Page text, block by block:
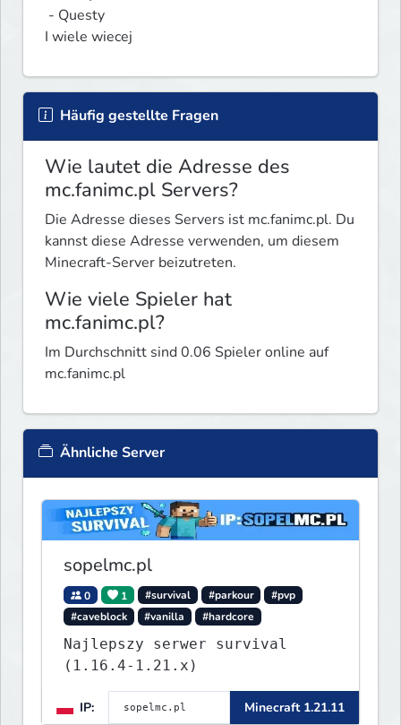
I wiele wiecej
Häufig gestellte Fragen
Wie lautet die Adresse des
mc.fanimc.pl Servers?
Die Adresse dieses Servers ist mc.fanimc.pl. Du
kannst diese Adresse verwenden, um diesem
Minecraft-Server beizutreten.
Wie viele Spieler hat
mc.fanimc.pl?
Im Durchschnitt sind 0.06 Spieler online auf
mc.fanimc.pl
Ähnliche Server
sopelmc.pl
0 1 #survival #parkour
#pvp
#caveblock
#vanilla #hardcore
Najlepszy serwer survival
(1.16.4-1.21.x)
IP: Minecraft 1.21.11